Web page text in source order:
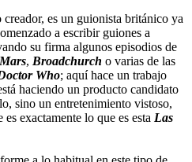
es un guionista británico ya
a escribir guiones a
su firma algunos episodios de
, Broadchurch o varias de las
Who; aquí hace un trabajo
haciendo un producto candidato
sino un entretenimiento vistoso,
exactamente lo que es esta Las